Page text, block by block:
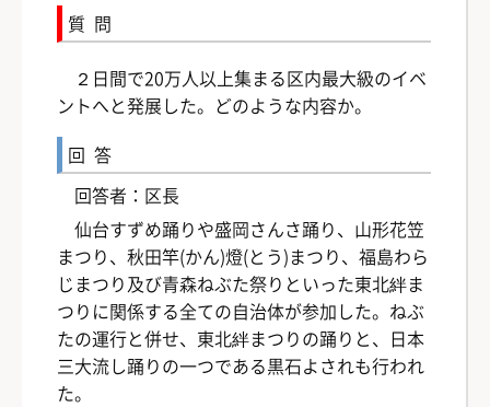
質問
２日間で20万人以上集まる区内最大級のイベ
ントへと発展した。どのような内容か。
回答
回答者：区長
仙台すずめ踊りや盛岡さんさ踊り、山形花笠
まつり、秋田竿(かん)燈(とう)まつり、福島わら
じまつり及び青森ねぶた祭りといった東北絆ま
つりに関係する全ての自治体が参加した。ねぶ
たの運行と併せ、東北絆まつりの踊りと、日本
三大流し踊りの一つである黒石よされも行われ
た。